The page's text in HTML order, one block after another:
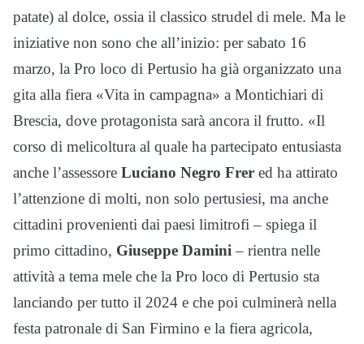
patate) al dolce, ossia il classico strudel di mele. Ma le
iniziative non sono che all’inizio: per sabato 16
marzo, la Pro loco di Pertusio ha già organizzato una
gita alla fiera «Vita in campagna» a Montichiari di
Brescia, dove protagonista sarà ancora il frutto. «Il
corso di melicoltura al quale ha partecipato entusiasta
anche l’assessore Luciano Negro Frer ed ha attirato
l’attenzione di molti, non solo pertusiesi, ma anche
cittadini provenienti dai paesi limitrofi – spiega il
primo cittadino, Giuseppe Damini – rientra nelle
attività a tema mele che la Pro loco di Pertusio sta
lanciando per tutto il 2024 e che poi culminerà nella
festa patronale di San Firmino e la fiera agricola,